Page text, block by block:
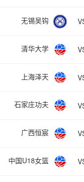
无锡吴钩
清华大学
上海泽天
石家庄功夫
广西恒宸
中国U18女篮